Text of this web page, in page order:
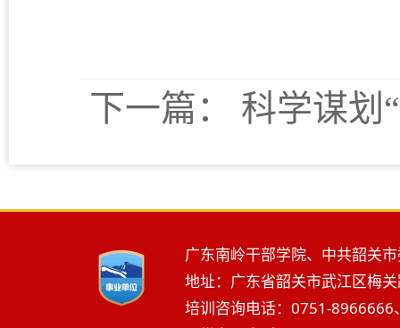
下一篇： 科学谋划
广东南岭干部学院、中共韶关
地址：广东省韶关市武江区梅
培训咨询电话：0751-